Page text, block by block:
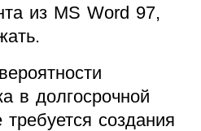
из MS Word 97,
в долгосрочной
требуется создания